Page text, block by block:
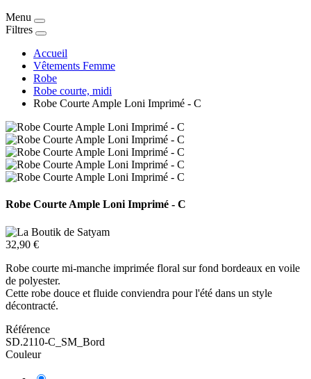
Menu
Filtres
Accueil
Vêtements Femme
Robe
Robe courte, midi
Robe Courte Ample Loni Imprimé - C
Robe Courte Ample Loni Imprimé - C
32,90 €
Robe courte mi-manche imprimée floral sur fond bordeaux en voile
de polyester.
Cette robe douce et fluide conviendra pour l'été dans un style
décontracté.
Référence
SD.2110-C_SM_Bord
Couleur